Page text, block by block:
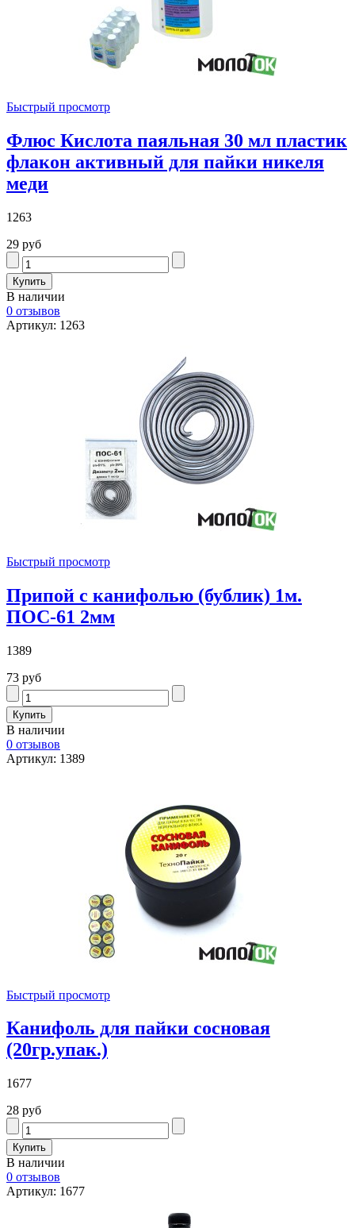
Быстрый просмотр
Флюс Кислота паяльная 30 мл пластик
флакон активный для пайки никеля
меди
1263
29 руб
В наличии
0 отзывов
Артикул: 1263
Быстрый просмотр
Припой с канифолью (бублик) 1м.
ПОС-61 2мм
1389
73 руб
В наличии
0 отзывов
Артикул: 1389
Быстрый просмотр
Канифоль для пайки сосновая
(20гр.упак.)
1677
28 руб
В наличии
0 отзывов
Артикул: 1677